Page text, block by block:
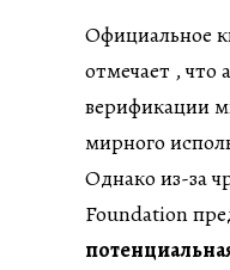
Официальное
отмечает , что
верификации
мирного
Однако из-за
Foundation